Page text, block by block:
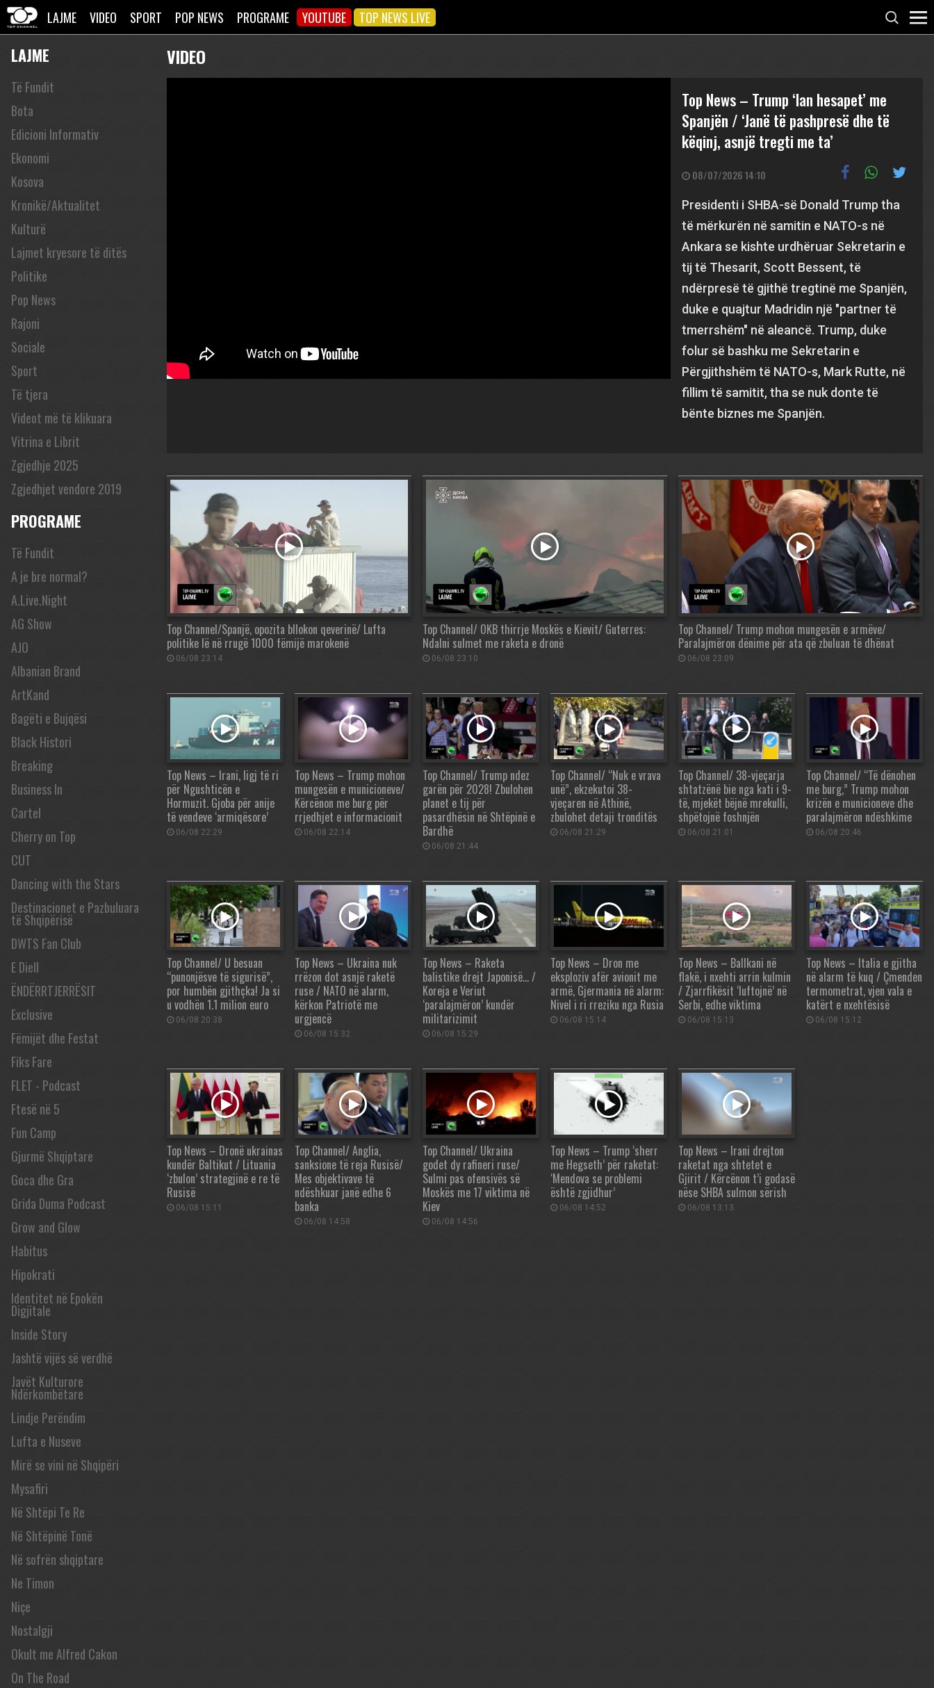
LAJME VIDEO SPORT POP NEWS PROGRAME YOUTUBE TOP NEWS LIVE
LAJME
Të Fundit
Bota
Edicioni Informativ
Ekonomi
Kosova
Kronikë/Aktualitet
Kulturë
Lajmet kryesore të ditës
Politike
Pop News
Rajoni
Sociale
Sport
Të tjera
Videot më të klikuara
Vitrina e Librit
Zgjedhje 2025
Zgjedhjet vendore 2019
PROGRAME
Të Fundit
A je bre normal?
A.Live.Night
AG Show
AJO
Albanian Brand
ArtKand
Bagëti e Bujqësi
Black Histori
Breaking
Business In
Cartel
Cherry on Top
CUT
Dancing with the Stars
Destinacionet e Pazbuluara
të Shqipërisë
DWTS Fan Club
E Diell
ËNDËRRTJERRËSIT
Exclusive
Fëmijët dhe Festat
Fiks Fare
FLET - Podcast
Ftesë në 5
Fun Camp
Gjurmë Shqiptare
Goca dhe Gra
Grida Duma Podcast
Grow and Glow
Habitus
Hipokrati
Identitet në Epokën
Digjitale
Inside Story
Jashtë vijës së verdhë
Javët Kulturore
Ndërkombëtare
Lindje Perëndim
Lufta e Nuseve
Mirë se vini në Shqipëri
Mysafiri
Në Shtëpi Te Re
Në Shtëpinë Tonë
Në sofrën shqiptare
Ne Timon
Niçe
Nostalgji
Okult me Alfred Cakon
On The Road
VIDEO
Top News – Trump ‘lan hesapet’ me
Spanjën / ‘Janë të pashpresë dhe të
këqinj, asnjë tregti me ta’
08/07/2026 14:10
Presidenti i SHBA-së Donald Trump tha
të mërkurën në samitin e NATO-s në
Ankara se kishte urdhëruar Sekretarin e
tij të Thesarit, Scott Bessent, të
ndërpresë të gjithë tregtinë me Spanjën,
duke e quajtur Madridin një "partner të
tmerrshëm" në aleancë. Trump, duke
folur së bashku me Sekretarin e
Përgjithshëm të NATO-s, Mark Rutte, në
fillim të samitit, tha se nuk donte të
bënte biznes me Spanjën.
Top Channel/Spanjë, opozita bllokon qeverinë/ Lufta
politike lë në rrugë 1000 fëmijë marokenë
06/08 23:14
Top Channel/ OKB thirrje Moskës e Kievit/ Guterres:
Ndalni sulmet me raketa e dronë
06/08 23:10
Top Channel/ Trump mohon mungesën e armëve/
Paralajmëron dënime për ata që zbuluan të dhënat
06/08 23:09
Top News – Irani, ligj të ri
për Ngushticën e
Hormuzit. Gjoba për anije
të vendeve ‘armiqësore’
06/08 22:29
Top News – Trump mohon
mungesën e municioneve/
Kërcënon me burg për
rrjedhjet e informacionit
06/08 22:14
Top Channel/ Trump ndez
garën për 2028! Zbulohen
planet e tij për
pasardhësin në Shtëpinë e
Bardhë
06/08 21:44
Top Channel/ “Nuk e vrava
unë”, ekzekutoi 38-
vjeçaren në Athinë,
zbulohet detaji tronditës
06/08 21:29
Top Channel/ 38-vjeçarja
shtatzënë bie nga kati i 9-
të, mjekët bëjnë mrekulli,
shpëtojnë foshnjën
06/08 21:01
Top Channel/ “Të dënohen
me burg,” Trump mohon
krizën e municioneve dhe
paralajmëron ndëshkime
06/08 20:46
Top Channel/ U besuan
“punonjësve të sigurisë”,
por humbën gjithçka! Ja si
u vodhën 1.1 milion euro
06/08 20:38
Top News – Ukraina nuk
rrëzon dot asnjë raketë
ruse / NATO në alarm,
kërkon Patriotë me
urgjencë
06/08 15:32
Top News – Raketa
balistike drejt Japonisë… /
Koreja e Veriut
‘paralajmëron’ kundër
militarizimit
06/08 15:29
Top News – Dron me
eksploziv afër avionit me
armë, Gjermania në alarm:
Nivel i ri rreziku nga Rusia
06/08 15:14
Top News – Ballkani në
flakë, i nxehti arrin kulmin
/ Zjarrfikësit ‘luftojnë’ në
Serbi, edhe viktima
06/08 15:13
Top News – Italia e gjitha
në alarm të kuq / Çmenden
termometrat, vjen vala e
katërt e nxehtësisë
06/08 15:12
Top News – Dronë ukrainas
kundër Baltikut / Lituania
‘zbulon’ strategjinë e re të
Rusisë
06/08 15:11
Top Channel/ Anglia,
sanksione të reja Rusisë/
Mes objektivave të
ndëshkuar janë edhe 6
banka
06/08 14:58
Top Channel/ Ukraina
godet dy rafineri ruse/
Sulmi pas ofensivës së
Moskës me 17 viktima në
Kiev
06/08 14:56
Top News – Trump ‘sherr
me Hegseth’ për raketat:
‘Mendova se problemi
është zgjidhur’
06/08 14:52
Top News – Irani drejton
raketat nga shtetet e
Gjirit / Kërcënon t’i godasë
nëse SHBA sulmon sërish
06/08 13:13